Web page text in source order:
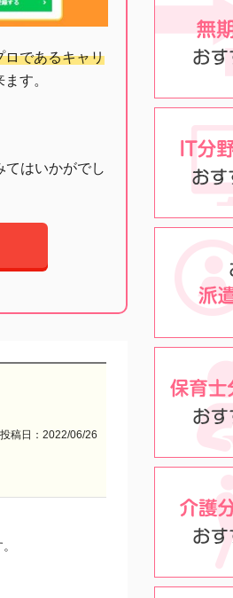
ロであるキャリ
す。
てはいかがでし
投稿日：2022/06/26